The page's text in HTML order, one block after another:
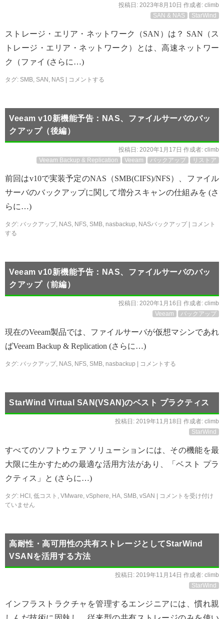
投稿日: 2023年8月10日 作成者: climb
SAN & NAS
StarWind
ストレージ・エリア・ネットワーク（SAN）は？ SAN（ス
トレージ・エリア・ネットワーク）とは、高速ネットワー
ク（ファイ (さらに…)
タグ: SMB, SAN , NAS コメントする
Veeam v10新機能予告：NAS、ファイルサーバのバッ
クアップ（後編）
投稿日: 2020年1月17日 作成者: climb
Veeam Backup & Replication
Veeam バックアップ リストア
前回はv10で実装予定のNAS（SMB(CIFS)/NFS）、ファイル
サーバのバックアップに関して増分スキャンの仕組みを (さ
らに…)
タグ: バックアップ, NAS, NFS, SMB, nasbackup, NASバックアップ
コメント
する
Veeam v10新機能予告：NAS、ファイルサーバのバッ
クアップ（前編）
投稿日: 2020年1月16日 作成者: climb
Veeam
バックアップ
現在のVeeam製品では、ファイルサーバが仮想マシンであれ
ばVeeam Backup & Replication (さらに…)
タグ: バックアップ, NAS, NFS, SMB, nasbackup コメントする
StarWind Virtual SAN(VSAN)のベスト プラクティス
投稿日: 2019年11月18日 作成者: climb
StarWind
すべてのソフトウェア ソリューションには、その機能を最
大限に生かすための最適な活用方法があり、「ベスト プラ
クティス」と (さらに…)
タグ: HCI , 低コスト , VMware, vSphere, HA, SMB, vSAN
コメントを受け付け
ていません
高耐性・高可用性の共有ストレージとしてStarWind
VSANを活用する方法
投稿日: 2019年11月14日 作成者: climb
StarWind
インフラストラクチャを管理するエンジニアには、慣れ親